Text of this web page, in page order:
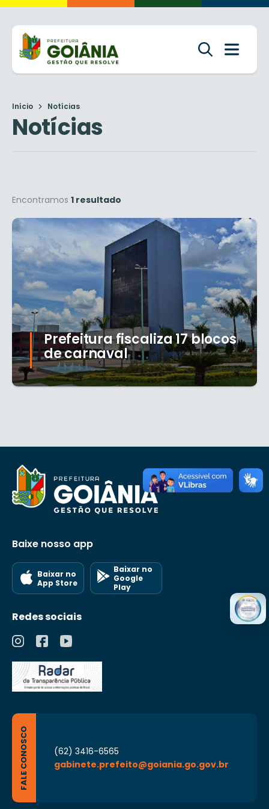
Início Notícias
Notícias
Encontramos 1 resultado
Prefeitura fiscaliza 17 blocos
de carnaval
Baixe nosso app
Baixar no
App Store
Baixar no
Google
Play
Redes sociais
FALE CONOSCO
(62) 3416-6565
gabinete.prefeito@goiania.go.gov.br